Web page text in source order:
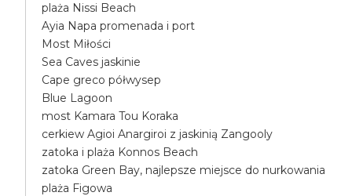
plaża Nissi Beach
Ayia Napa promenada i port
Most Miłości
Sea Caves jaskinie
Cape greco półwysep
Blue Lagoon
most Kamara Tou Koraka
cerkiew Agioi Anargiroi z jaskinią Zangooly
zatoka i plaża Konnos Beach
zatoka Green Bay, najlepsze miejsce do nurkowania
plaża Figowa